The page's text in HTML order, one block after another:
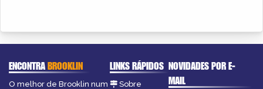
ENCONTRABROOKLIN
O melhor de Brooklin num
LINKS RÁPIDOS
Sobre
NOVIDADES POR E-
MAIL